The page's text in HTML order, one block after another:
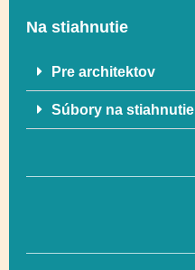
Rozmer
Na stiahnutie
Pre architektov
Súbory na stiahnutie